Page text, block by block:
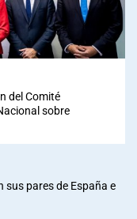
del Comité
sobre
sus pares de España e